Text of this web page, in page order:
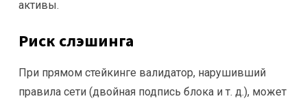
активы.
Риск слэшинга
При прямом стейкинге валидатор, нарушивший
правила сети (двойная подпись блока и т. д.), может